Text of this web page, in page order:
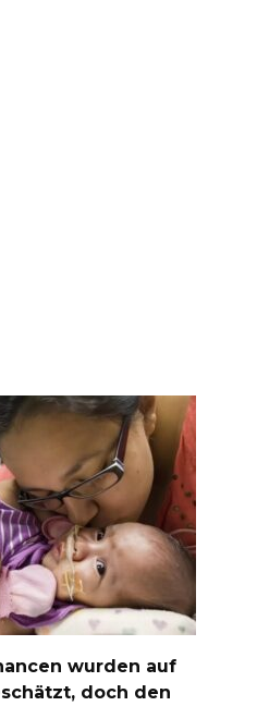
wurden auf
doch den